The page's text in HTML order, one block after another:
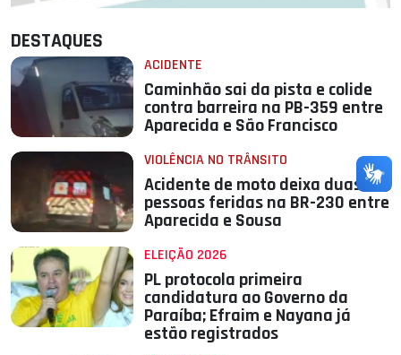
DESTAQUES
ACIDENTE
Caminhão sai da pista e colide
contra barreira na PB-359 entre
Aparecida e São Francisco
VIOLÊNCIA NO TRÂNSITO
Acidente de moto deixa duas
pessoas feridas na BR-230 entre
Aparecida e Sousa
ELEIÇÃO 2026
PL protocola primeira
candidatura ao Governo da
Paraíba; Efraim e Nayana já
estão registrados